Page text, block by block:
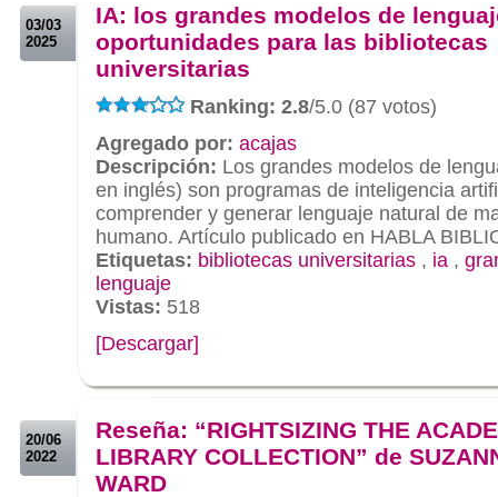
03/03
2025
IA: los grandes modelos de
oportunidades para las bibliotecas
universitarias
Ranking: 2.8/5.0 (87 votos)
Agregado por: acajas
Descripción: Los grandes modelos de
en inglés) son programas de inteligencia
comprender y generar lenguaje natural de
humano. Artículo publicado en HABLA
Etiquetas: bibliotecas universitarias , ia ,
lenguaje
Vistas: 518
[Descargar]
20/06
2022
Reseña: “RIGHTSIZING THE
LIBRARY COLLECTION” de
WARD